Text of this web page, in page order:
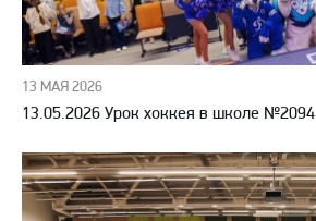
13 МАЯ 2026
13.05.2026 Урок хоккея в школе №2094